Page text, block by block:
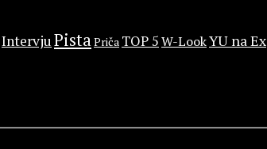
IntervjuPistaPriča TOP 5W-LookYU na Ex